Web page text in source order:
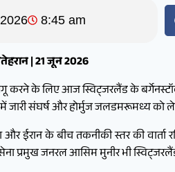
8:45 am
तेहरान | 21 जून 2026
के लिए आज स्विट्जरलैंड के बर्गेनस्टॉक में
संघर्ष और होर्मुज जलडमरूमध्य को
ईरान के बीच तकनीकी स्तर की वार्ता
सेना प्रमुख जनरल आसिम मुनीर भी